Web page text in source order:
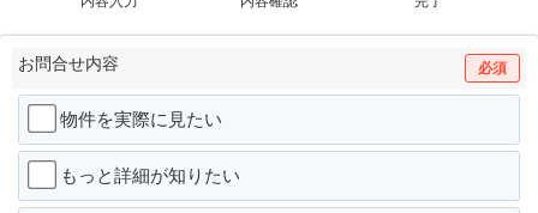
お問合せ内容 必須
物件を実際に見たい
もっと詳細が知りたい